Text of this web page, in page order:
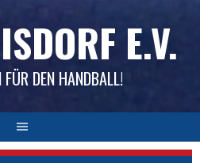
E.V.
DEN HANDBALL!